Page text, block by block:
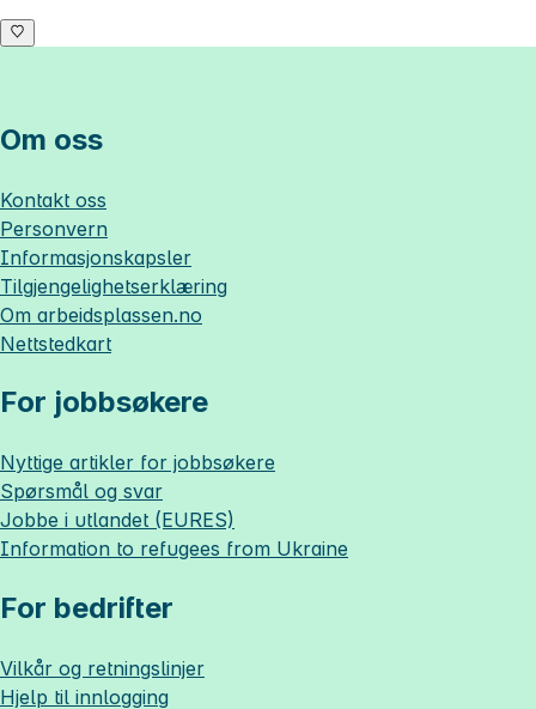
Om oss
Kontakt oss
Personvern
Informasjonskapsler
Tilgjengelighetserklæring
Om arbeidsplassen.no
Nettstedkart
For jobbsøkere
Nyttige artikler for jobbsøkere
Spørsmål og svar
Jobbe i utlandet (EURES)
Information to refugees from Ukraine
For bedrifter
Vilkår og retningslinjer
Hjelp til innlogging